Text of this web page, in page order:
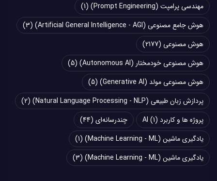
مهندسی پرامپت (Prompt Engineering)
(1)
هوش جامع مصنوعی (Artificial General Intelligence - AGI)
(3)
هوش مصنوعی (2177)
هوش مصنوعی خودمختار (Autonomous AI)
(5)
هوش مصنوعی مولد (Generative AI)
(5)
پردازش زبان طبیعی (Natural Language Processing - NLP)
(2)
پروژه ها و کاربرد AI (1) چند‌‌رسانه‌ای (44)
یادگیری ماشین (Machine Learning - ML)
(1)
یادگیری ماشین (Machine Learning - ML)
(3)